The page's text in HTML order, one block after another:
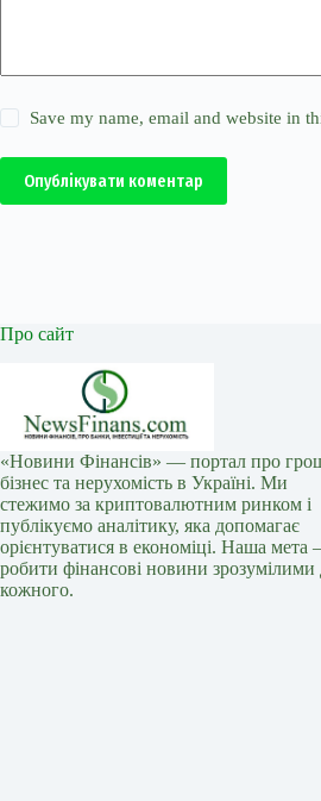
Save my name, email and website in
Опублікувати коментар
Про сайт
«Новини Фінансів» — портал про
бізнес та нерухомість в Україні. Ми
стежимо за криптовалютним ринком і
публікуємо аналітику, яка допомагає
орієнтуватися в економіці. Наша мета
робити фінансові новини зрозумілими
кожного.